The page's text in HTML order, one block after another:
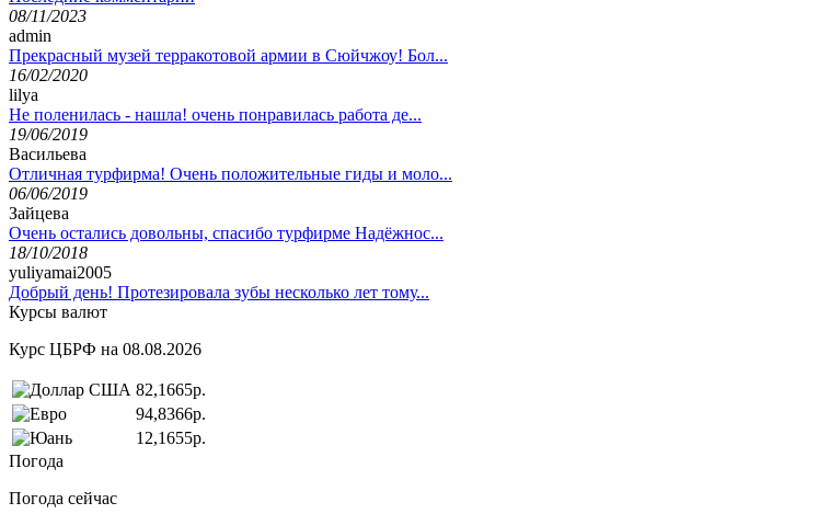
08/11/2023
admin
Прекрасный музей терракотовой армии в Сюйчжоу! Бол...
16/02/2020
lilya
Не поленилась - нашла! очень понравилась работа де...
19/06/2019
Васильева
Отличная турфирма! Очень положительные гиды и моло...
06/06/2019
Зайцева
Очень остались довольны, спасибо турфирме Надёжнос...
18/10/2018
yuliyamai2005
Добрый день! Протезировала зубы несколько лет тому...
Курсы валют
Курс ЦБРФ на 08.08.2026
82,1665р.
94,8366р.
12,1655р.
Погода
Погода сейчас